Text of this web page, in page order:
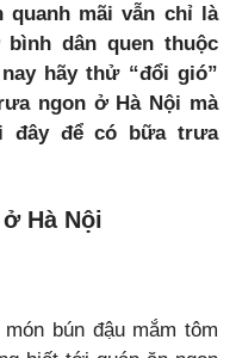
quanh mãi vẫn chỉ là
dân quen thuộc
hãy thử “đổi gió”
ngon ở Hà Nội mà
đây để có bữa trưa
Hà Nội
bún đậu mắm tôm